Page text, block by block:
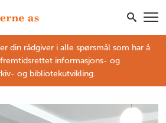
din rådgiver i alle spørsmål som har å
informasjons- og
og bibliotekutvikling.